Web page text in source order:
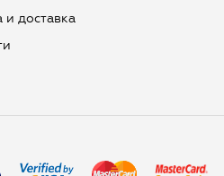
и доставка